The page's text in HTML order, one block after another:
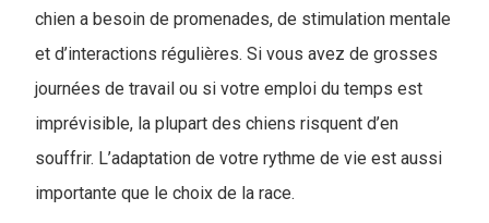
chien a besoin de promenades, de stimulation mentale
et d’interactions régulières. Si vous avez de grosses
journées de travail ou si votre emploi du temps est
imprévisible, la plupart des chiens risquent d’en
souffrir. L’adaptation de votre rythme de vie est aussi
importante que le choix de la race.